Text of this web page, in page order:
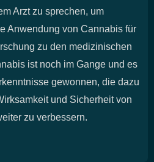
Arzt zu sprechen, um
Anwendung von Cannabis für
zu den medizinischen
ist noch im Gange und es
gewonnen, die dazu
und Sicherheit von
zu verbessern.